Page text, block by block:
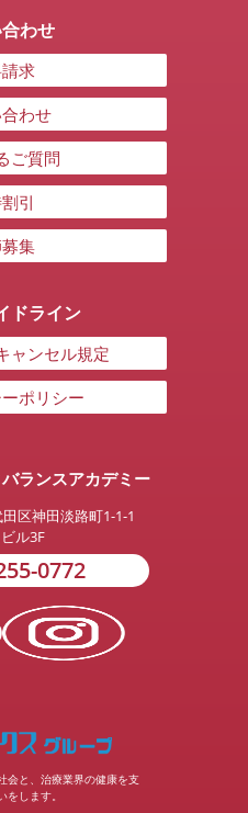
わせ
求
わせ
ご質問
引
集
ドライン
ャンセル規定
ポリシー
ランスアカデミー
区神田淡路町1-1-1
ル3F
0772
会と、治療業界の健康を支
をします。